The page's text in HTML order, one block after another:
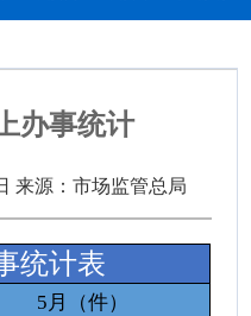
办事统计
来源：市场监管总局
统计表
5月（件）